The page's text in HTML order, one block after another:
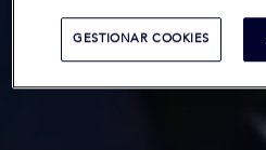
GESTIONAR COOKIES